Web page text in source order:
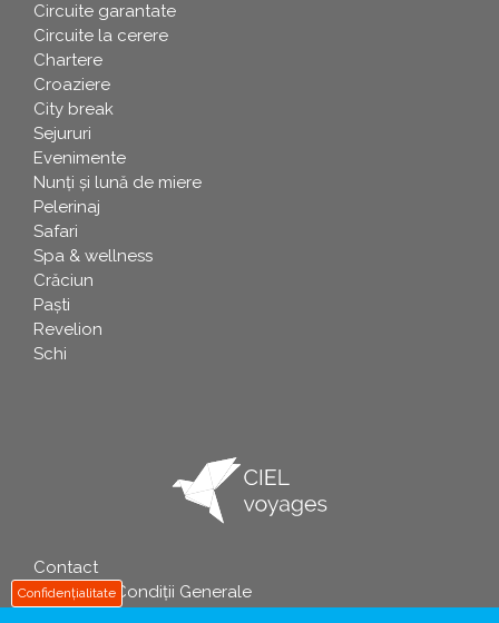
Circuite garantate
Circuite la cerere
Chartere
Croaziere
City break
Sejururi
Evenimente
Nunți și lună de miere
Pelerinaj
Safari
Spa & wellness
Crăciun
Paşti
Revelion
Schi
info
Contact
Termeni și Condiții Generale
Confidențialitate